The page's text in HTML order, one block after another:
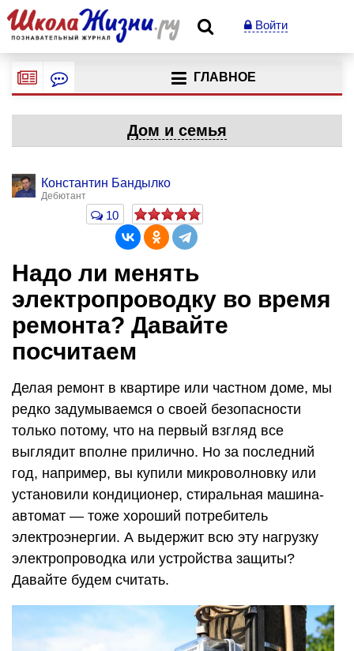
Войти
ГЛАВНОЕ
Дом и семья
Константин Бандылко
Дебютант
10
Надо ли менять
электропроводку во время
ремонта? Давайте
посчитаем
Делая ремонт в квартире или частном доме, мы
редко задумываемся о своей безопасности
только потому, что на первый взгляд все
выглядит вполне прилично. Но за последний
год, например, вы купили микроволновку или
установили кондиционер, стиральная машина-
автомат — тоже хороший потребитель
электроэнергии. А выдержит всю эту нагрузку
электропроводка или устройства защиты?
Давайте будем считать.